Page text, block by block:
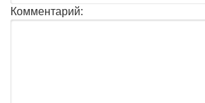
Комментарий: